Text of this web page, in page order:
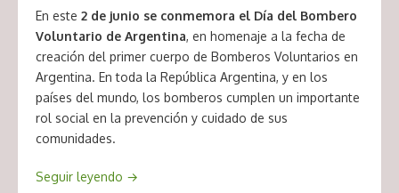
En este 2 de junio se conmemora el Día del Bombero
Voluntario de Argentina, en homenaje a la fecha de
creación del primer cuerpo de Bomberos Voluntarios en
Argentina. En toda la República Argentina, y en los
países del mundo, los bomberos cumplen un importante
rol social en la prevención y cuidado de sus
comunidades.
Seguir leyendo →